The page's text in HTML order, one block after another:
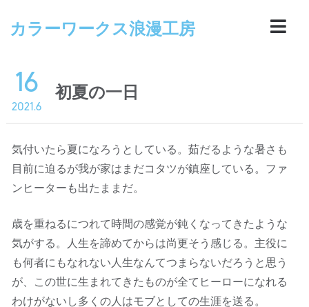
カラーワークス浪漫工房
16
2021.6
初夏の一日
気付いたら夏になろうとしている。茹だるような暑さも
目前に迫るが我が家はまだコタツが鎮座している。ファ
ンヒーターも出たままだ。
歳を重ねるにつれて時間の感覚が鈍くなってきたような
気がする。人生を諦めてからは尚更そう感じる。主役に
も何者にもなれない人生なんてつまらないだろうと思う
が、この世に生まれてきたものが全てヒーローになれる
わけがないし多くの人はモブとしての生涯を送る。